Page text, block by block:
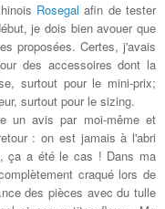
Rosegal afin de tester
je dois bien avouer que
proposées. Certes, j'avais
des accessoires dont la
surtout pour le mini-prix;
surtout pour le sizing.
un avis par moi-même et
: on est jamais à l'abri
ça a été le cas ! Dans ma
craqué lors de
des pièces avec du tulle